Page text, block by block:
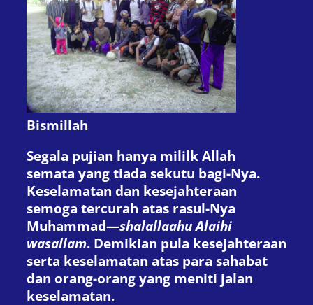
Bismillah
Segala pujian hanya mililk Allah
semata yang tiada sekutu bagi-Nya.
Keselamatan dan kesejahteraan
semoga tercurah atas rasul-Nya
Muhammad—shalallaahu Alaihi
wasallam. Demikian pula kesejahteraan
serta keselamatan atas para sahabat
dan orang-orang yang meniti jalan
keselamatan.